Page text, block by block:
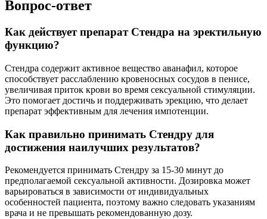
Вопрос-ответ
Как действует препарат Стендра на эректильную
функцию?
Стендра содержит активное вещество аванафил, которое
способствует расслаблению кровеносных сосудов в пенисе,
увеличивая приток крови во время сексуальной стимуляции.
Это помогает достичь и поддерживать эрекцию, что делает
препарат эффективным для лечения импотенции.
Как правильно принимать Стендру для
достижения наилучших результатов?
Рекомендуется принимать Стендру за 15-30 минут до
предполагаемой сексуальной активности. Дозировка может
варьироваться в зависимости от индивидуальных
особенностей пациента, поэтому важно следовать указаниям
врача и не превышать рекомендованную дозу.